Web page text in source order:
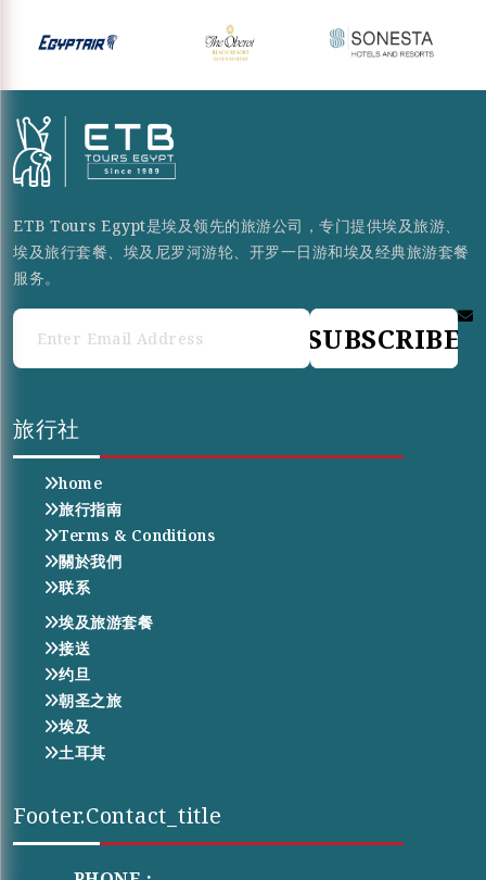
ETB Tours Egypt是埃及领先的旅游公司，专门提供埃及旅游、
埃及旅行套餐、埃及尼罗河游轮、开罗一日游和埃及经典旅游套餐
服务。
SUBSCRIBE
旅行社
home
旅行指南
Terms & Conditions
關於我們
联系
埃及旅游套餐
接送
约旦
朝圣之旅
埃及
土耳其
Footer.contact_title